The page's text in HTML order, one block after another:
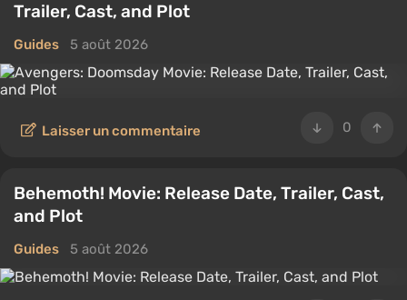
Trailer, Cast, and Plot
Guides 5 août 2026
0
Laisser un commentaire
Behemoth! Movie: Release Date, Trailer, Cast,
and Plot
Guides 5 août 2026